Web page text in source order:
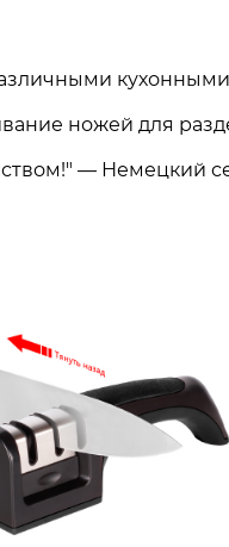
ножей для
— Немецкий